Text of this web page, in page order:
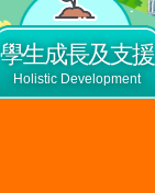
學生成長及支援